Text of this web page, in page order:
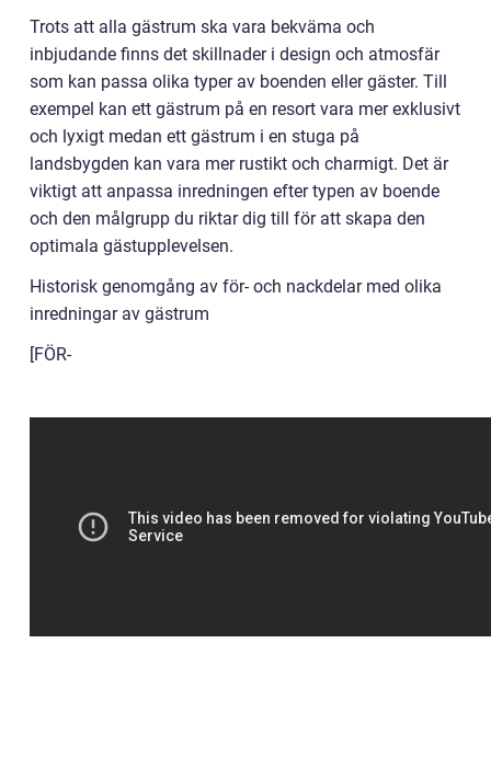
Trots att alla gästrum ska vara bekväma och
inbjudande finns det skillnader i design och atmosfär
som kan passa olika typer av boenden eller gäster. Till
exempel kan ett gästrum på en resort vara mer exklusivt
och lyxigt medan ett gästrum i en stuga på
landsbygden kan vara mer rustikt och charmigt. Det är
viktigt att anpassa inredningen efter typen av boende
och den målgrupp du riktar dig till för att skapa den
optimala gästupplevelsen.
Historisk genomgång av för- och nackdelar med olika
inredningar av gästrum
[FÖR-